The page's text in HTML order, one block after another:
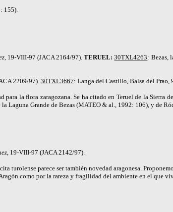
155).
19-VIII-97 (JACA 2164/97).TERUEL:30TXL4263: Bezas,
2209/97). 30TXL3667: Langa del Castillo, Balsa del Prao,
para la flora zaragozana. Se ha citado en Teruel de la
Laguna Grande de Bezas (MATEO & al., 1992: 106), y de
19-VIII-97 (JACA 2142/97).
turolense parece ser también novedad aragonesa.
como por la rareza y fragilidad del ambiente en el que